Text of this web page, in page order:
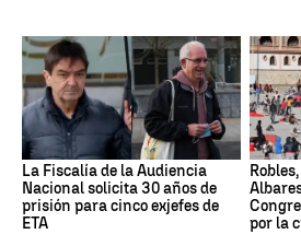
La Fiscalía de la Audiencia
Nacional solicita 30 años de
prisión para cinco exjefes de
ETA
por la